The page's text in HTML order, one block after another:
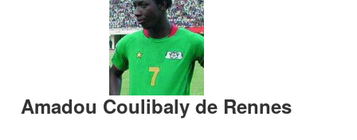
Amadou Coulibaly de Rennes